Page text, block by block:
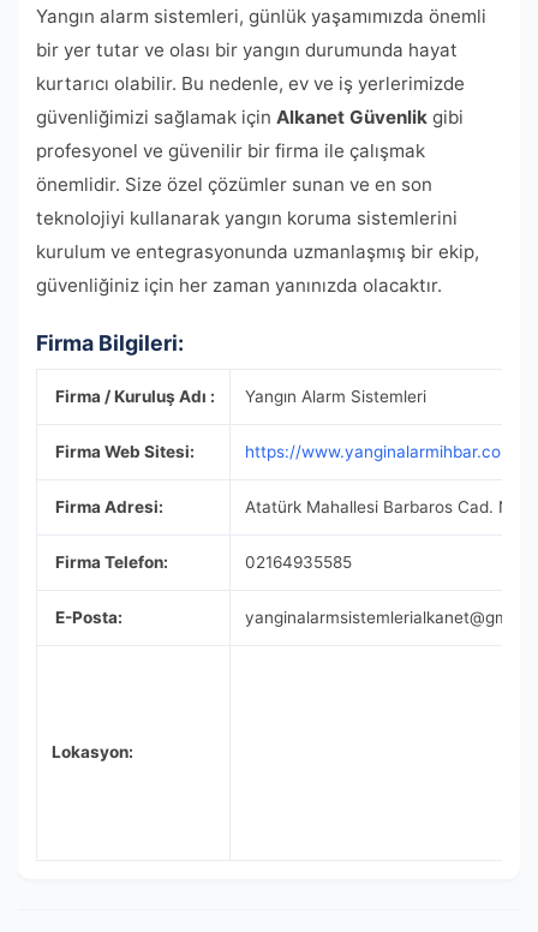
Yangın alarm sistemleri, günlük yaşamımızda önemli
bir yer tutar ve olası bir yangın durumunda hayat
kurtarıcı olabilir. Bu nedenle, ev ve iş yerlerimizde
güvenliğimizi sağlamak için Alkanet Güvenlik gibi
profesyonel ve güvenilir bir firma ile çalışmak
önemlidir. Size özel çözümler sunan ve en son
teknolojiyi kullanarak yangın koruma sistemlerini
kurulum ve entegrasyonunda uzmanlaşmış bir ekip,
güvenliğiniz için her zaman yanınızda olacaktır.
Firma Bilgileri:
Firma / Kuruluş Adı : Yangın Alarm Sistemleri
Firma Web Sitesi: https://www.yanginalarmihbar.com/
Firma Adresi: Atatürk Mahallesi Barbaros Cad. No:
Firma Telefon: 02164935585
E-Posta:
Lokasyon: